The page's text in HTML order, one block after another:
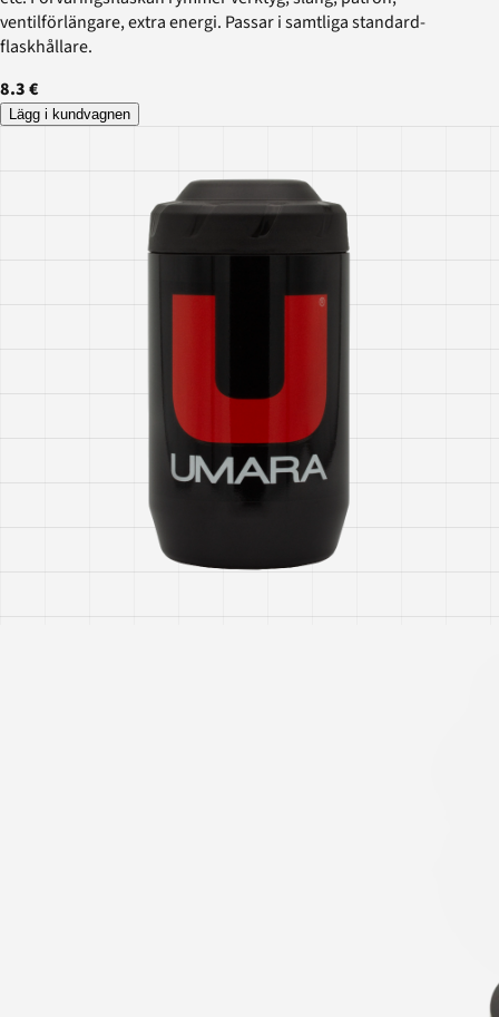
ventilförlängare, extra energi. Passar i samtliga standard-
flaskhållare.
8.3 €
Lägg i kundvagnen